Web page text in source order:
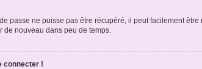
passe ne puisse pas être récupéré, il peut facilement
de nouveau dans peu de temps.
connecter !